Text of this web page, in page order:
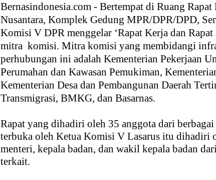
Bernasindonesia.com - Bertempat di Ruang
Nusantara, Komplek Gedung MPR/DPR/DPD,
Komisi V DPR menggelar ‘Rapat Kerja dan Rapat
mitra komisi. Mitra komisi yang membidangi
perhubungan ini adalah Kementerian Pekerjaan
Perumahan dan Kawasan Pemukiman,
Kementerian Desa dan Pembangunan Daerah
Transmigrasi, BMKG, dan Basarnas.
Rapat yang dihadiri oleh 35 anggota dari
terbuka oleh Ketua Komisi V Lasarus itu dihadiri
menteri, kepala badan, dan wakil kepala badan
terkait.